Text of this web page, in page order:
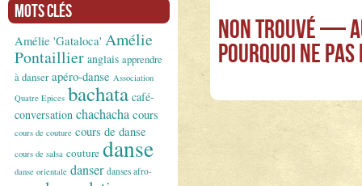
Mots clés
Amélie 'Gataloca' Amélie
Pontaillier anglais apprendre
à danser apéro-danse Association
Quatre Epices bachata café-
conversation chachacha cours
cours de couture cours de danse
cours de salsa couture danse
danse orientale danser danses afro-
Non Trouvé —
Pourquoi ne